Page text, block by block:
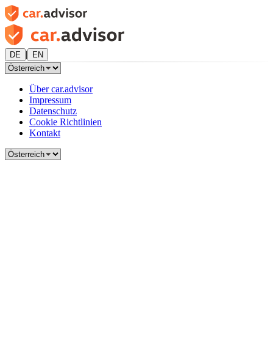
DE | EN
Über car.advisor
Impressum
Datenschutz
Cookie Richtlinien
Kontakt